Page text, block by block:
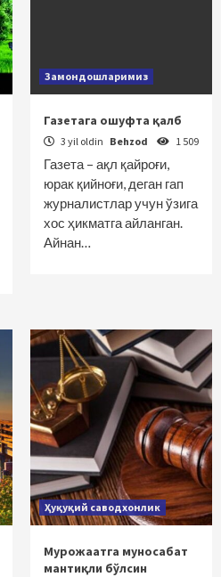
Замондошларимиз
Газетага ошуфта қалб
3 yil oldin Behzod 1 509
Газета – ақл қайроғи,
юрак қийноғи, деган гап
журналистлар учун ўзига
хос ҳикматга айланган.
Айнан…
Ҳуқуқий саводхонлик
Мурожаатга муносабат
мантиқли бўлсин